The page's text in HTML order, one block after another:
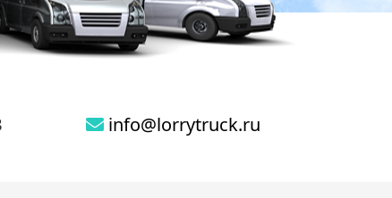
info@lorrytruck.ru